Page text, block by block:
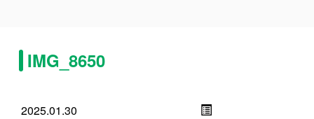
IMG_8650
2025.01.30